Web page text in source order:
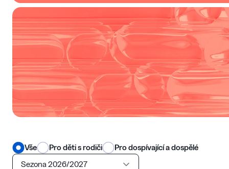
Vše Pro děti s rodiči Pro dospívající a dospělé